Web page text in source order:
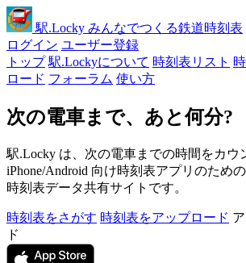
駅.Locky みんなでつくる鉄道時刻表
ログイン ユーザー登録
トップ 駅.Lockyについて 時刻表リスト
ロード フォーラム 使い方
次の電車まで、あと何分?
駅.Locky は、次の電車までの時間をカウ
iPhone/Android 向け時刻表アプリのため
時刻表データ共有サイトです。
時刻表をさがす 時刻表をアップロード
ド